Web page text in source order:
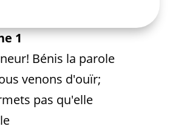
1
Bénis la parole
venons d'ouïr;
pas qu'elle